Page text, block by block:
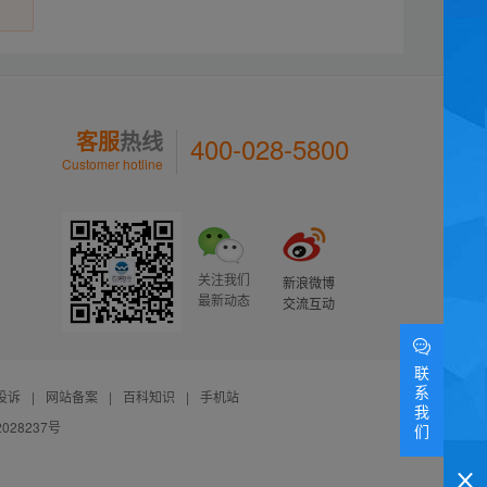
客服热线
Customer hotline 400-028-5800
关注我们
最新动态
新浪微博
交流互动
诉 | 网站备案 | 百科知识 |
手机站
号
联
系
我
们